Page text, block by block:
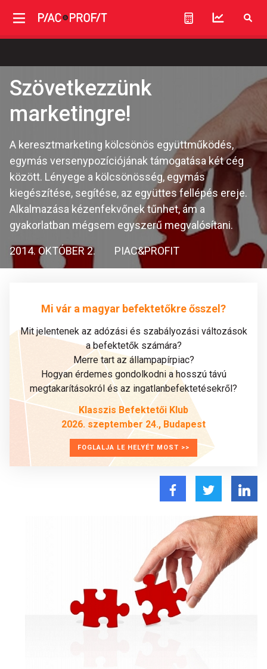
Szövetkezzünk
marketingre!
A keresztmarketing kölcsönös együttműködés,
egymás versenypozíciójának támogatása két cég
között. Lényege a kölcsönösség, egymás
kiegészítése, segítése, az együttes fellépés ereje.
Alkalmazása kézenfekvőnek tűnhet, ám a
gyakorlatban mégsem egyszerű megvalósítani.
2014. OKTÓBER 2. PIAC&PROFIT
Mi vár a magyar befektetőkre ősszel?
Mit jelentenek az adózási és szabályozási változások
a befektetők számára?
Merre tart az állampapírpiac?
Hogyan érdemes gondolkodni a hosszú távú
megtakarításokról és az ingatlanbefektetésekről?
Klasszis Befektetői Klub
2026. szeptember 24., Budapest
FOGLALJA LE HELYÉT MOST >>